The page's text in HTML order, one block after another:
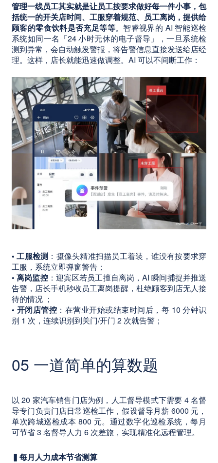
管理一线员工其实就是让员工按要求做好每一件小事，包
括统一的开关店时间、工服穿着规范、员工离岗，提供给
顾客的零食饮料是否充足等等。智睿视界的 AI 智能巡检
系统如同一名「24 小时无休的电子督导」，一旦系统检
测到异常，会自动触发警报，将告警信息直接发送给店经
理。这样，店长就能迅速做调整。AI 可以不间断工作：
• 工服检测 ：摄像头精准扫描员工着装，谁没有按要求穿
工服，系统立即弹窗警告；
• 离岗监控：迎宾区若员工擅自离岗，AI 瞬间捕捉并推送
告警，店长手机秒收员工离岗提醒，杜绝顾客到店无人接
待的情况 ；
• 开闭店管控 ：在营业开始或结束时间后，每 10 分钟识
别 1 次，连续识别到关门/开门 2 次就告警；
05 一道简单的算数题
以 20 家汽车销售门店为例，人工督导模式下需要 4 名督
导专门负责门店日常巡检工作，假设督导月薪 6000 元，
单次跨城巡检成本 800 元。通过数字化巡检系统，每月
可节省 3 名督导人力 6 次差旅，实现精准化远程管理。
▍每月人力成本节省测算